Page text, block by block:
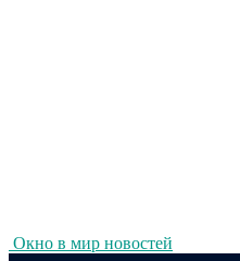
Окно в мир новостей